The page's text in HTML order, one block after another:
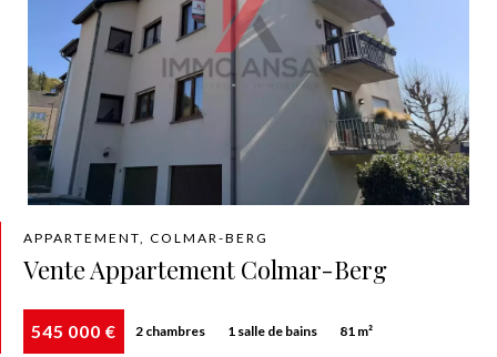
APPARTEMENT, COLMAR-BERG
Vente Appartement Colmar-Berg
545 000 € 2 chambres 1 salle de bains 81 m²